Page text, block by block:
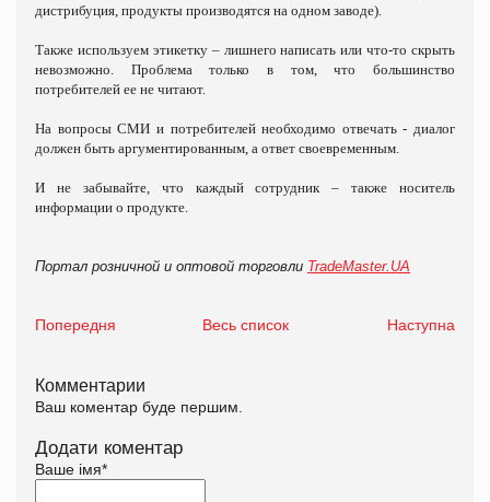
дистрибуция, продукты производятся на одном заводе).
Также используем этикетку – лишнего написать или что-то скрыть
невозможно. Проблема только в том, что большинство
потребителей ее не читают.
На вопросы СМИ и потребителей необходимо отвечать - диалог
должен быть аргументированным, а ответ своевременным.
И не забывайте, что каждый сотрудник – также носитель
информации о продукте.
Портал розничной и оптовой торговли TradeMaster.UA
Попередня Весь список Наступна
Комментарии
Ваш коментар буде першим.
Додати коментар
Ваше імя*